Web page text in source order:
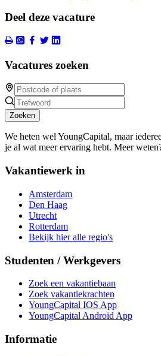
Deel deze vacature
Vacatures zoeken
Zoeken
We heten wel YoungCapital, maar
je al wat meer ervaring hebt. Meer
Vakantiewerk in
Amsterdam
Den Haag
Utrecht
Rotterdam
Bekijk hier alle regio's
Studenten / Werkgevers
Zoek een vakantiebaan
Zoek vakantiekrachten
YoungCapital IOS App
YoungCapital Android App
Informatie